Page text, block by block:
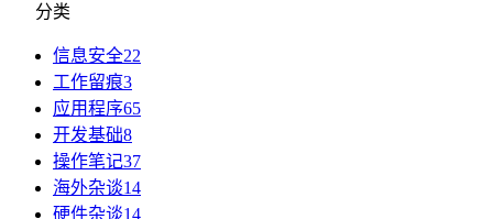
分类
信息安全22
工作留痕3
应用程序65
开发基础8
操作笔记37
海外杂谈14
硬件杂谈14